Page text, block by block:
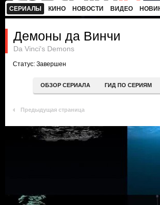
СЕРИАЛЫ КИНО НОВОСТИ ВИДЕО
Демоны да Винчи
Da Vinci's Demons
Статус: Завершен
ОБЗОР СЕРИАЛА ГИД ПО СЕРИЯМ
Предыдущая страница